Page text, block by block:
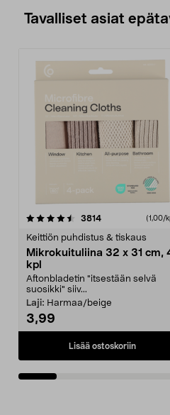
Tavalliset asiat
3814arvostelut (1,00/
Keittiön puhdistus & tiskaus
Mikrokuituliina 32 x 31 cm,
kpl
Aftonbladetin "itsestään selvä
suosikki" siiv...
Laji: Harmaa/beige
3,99
Lisää ostoskoriin
4.5viidestä